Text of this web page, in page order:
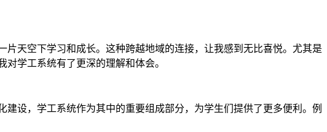
天空下学习和成长。这种跨越地域的连接，让我感到无比喜悦。尤其是
学工系统有了更深的理解和体会。
设，学工系统作为其中的重要组成部分，为学生们提供了更多便利。例